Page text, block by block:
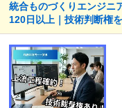
統合ものづくりエンジニ
120日以上｜技術判断権